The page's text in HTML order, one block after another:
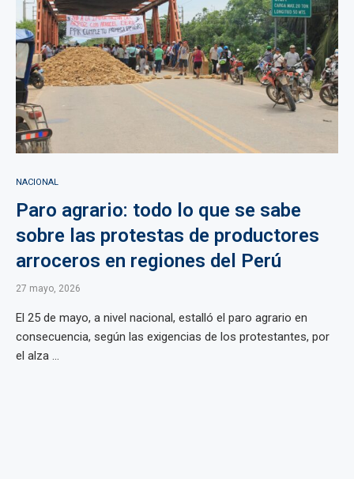
NACIONAL
Paro agrario: todo lo que se sabe
sobre las protestas de productores
arroceros en regiones del Perú
27 mayo, 2026
El 25 de mayo, a nivel nacional, estalló el paro agrario en
consecuencia, según las exigencias de los protestantes, por
el alza ...